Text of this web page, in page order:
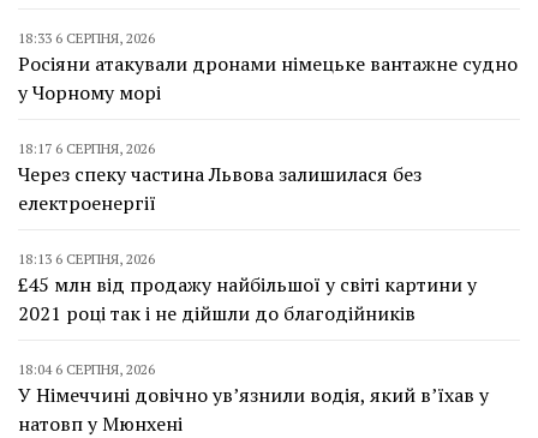
18:33 6 СЕРПНЯ, 2026
Росіяни атакували дронами німецьке вантажне судно
у Чорному морі
18:17 6 СЕРПНЯ, 2026
Через спеку частина Львова залишилася без
електроенергії
18:13 6 СЕРПНЯ, 2026
£45 млн від продажу найбільшої у світі картини у
2021 році так і не дійшли до благодійників
18:04 6 СЕРПНЯ, 2026
У Німеччині довічно ув’язнили водія, який в’їхав у
натовп у Мюнхені